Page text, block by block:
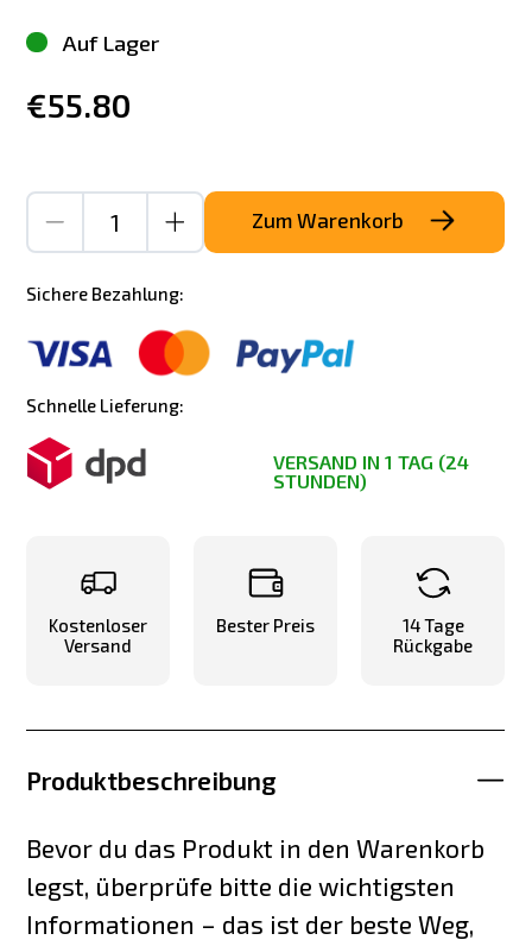
Auf Lager
€55.80
Zum Warenkorb
Sichere Bezahlung:
Schnelle Lieferung:
VERSAND IN 1 TAG (24
STUNDEN)
Kostenloser
Versand
Bester Preis
14 Tage
Rückgabe
Produktbeschreibung
Bevor du das Produkt in den Warenkorb
legst, überprüfe bitte die wichtigsten
Informationen – das ist der beste Weg,